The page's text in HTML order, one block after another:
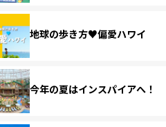
地球の歩き方♥偏愛ハワイ
今年の夏はインスパイアへ！